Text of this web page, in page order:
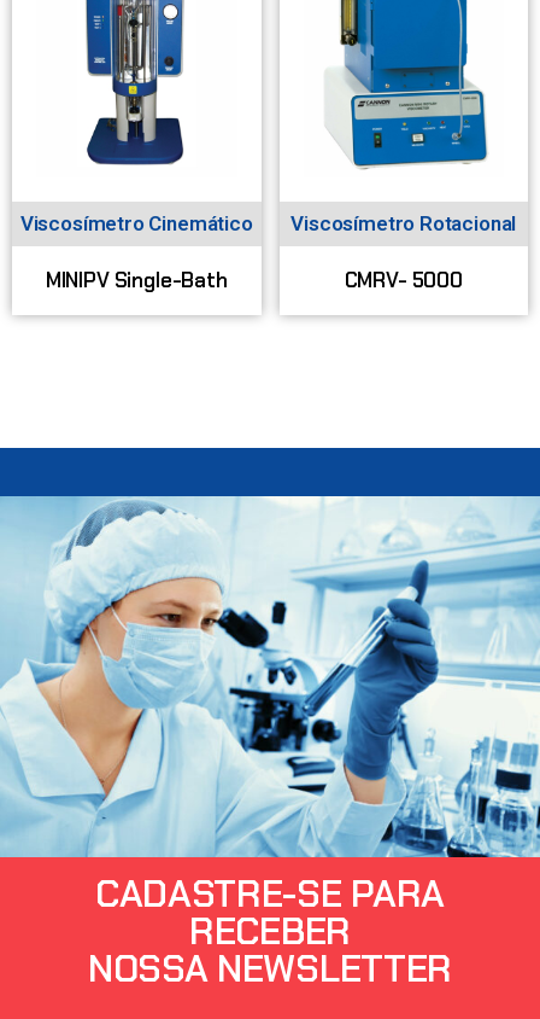
Viscosímetro Cinemático
MINIPV Single-Bath
Viscosímetro Rotacional
CMRV- 5000
CADASTRE-SE PARA
RECEBER
NOSSA NEWSLETTER